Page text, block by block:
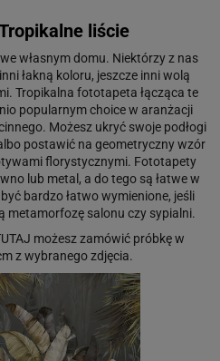
liście
własnym domu. Niektórzy z nas
łakną koloru, jeszcze inni wolą
Tropikalna fototapeta łącząca te
popularnym choice w aranżacji
Możesz ukryć swoje podłogi
postawić na geometryczny wzór
florystycznymi. Fototapety
lub metal, a do tego są łatwe w
bardzo łatwo wymienione, jeśli
metamorfozę salonu czy sypialni.
możesz zamówić próbkę w
z wybranego zdjęcia.